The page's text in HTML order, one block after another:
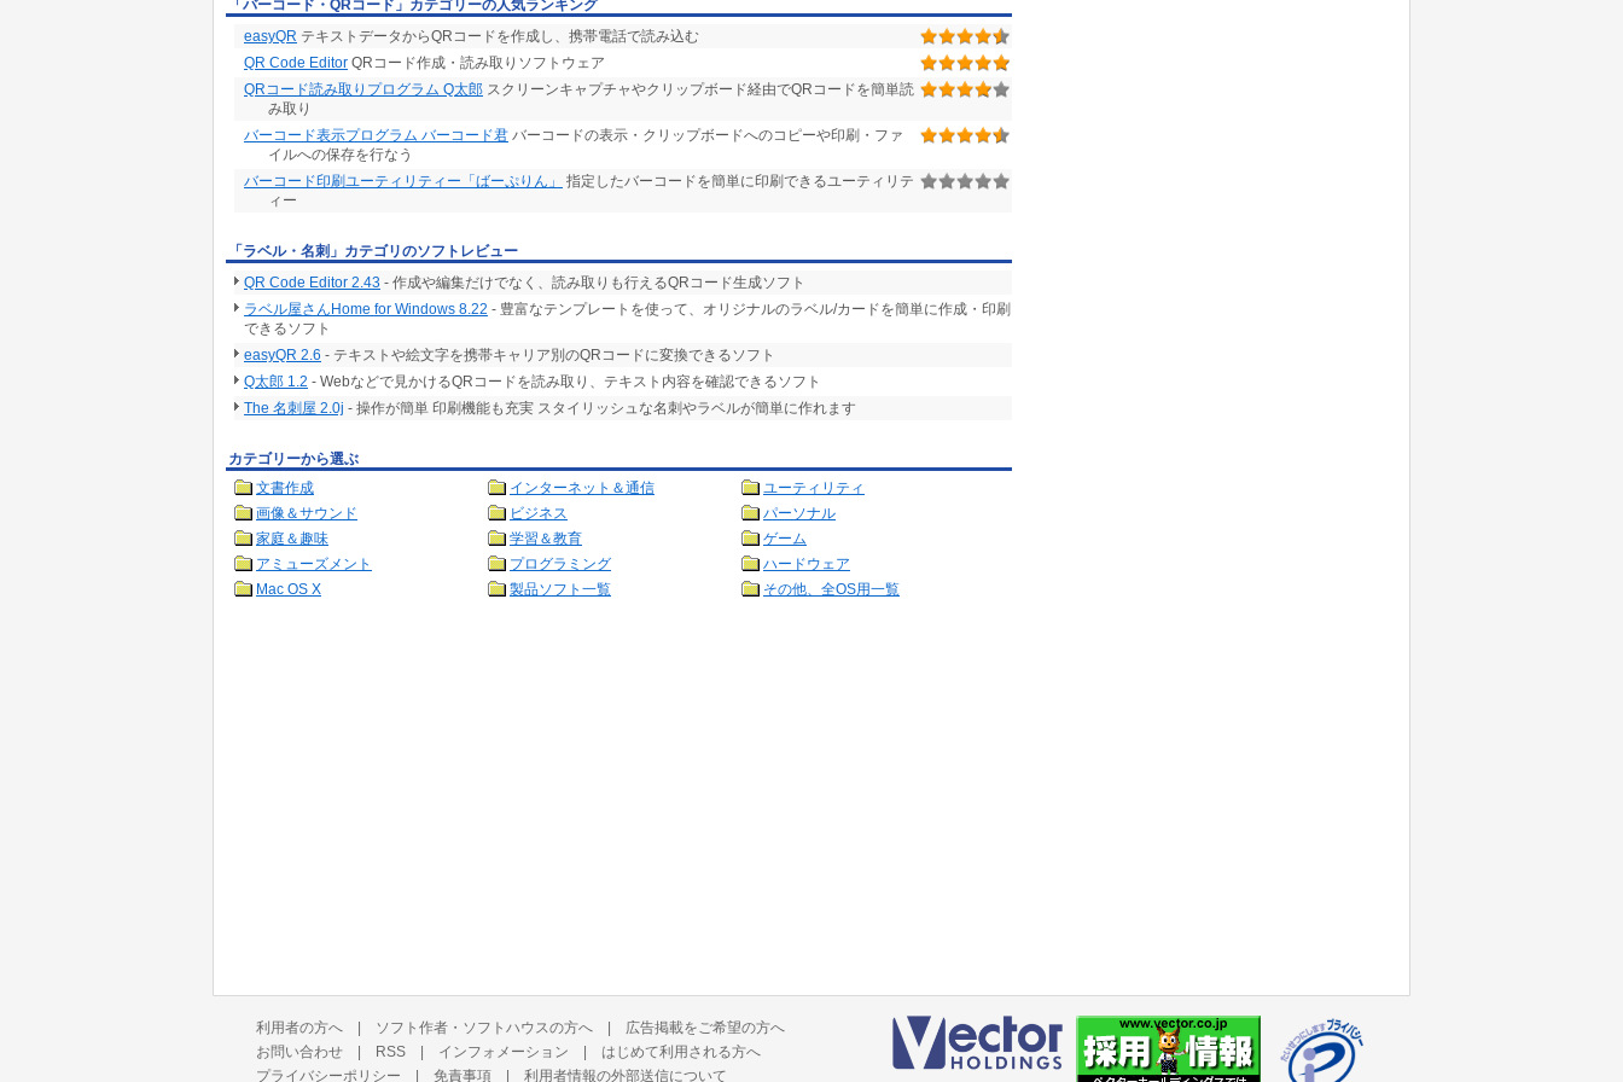
「バーコード・QRコード」カテゴリーの人気ランキング
easyQR テキストデータからQRコードを作成し、携帯電話で読み込む
QR Code Editor QRコード作成・読み取りソフトウェア
QRコード読み取りプログラム Q太郎 スクリーンキャプチャやクリップボード経由でQRコードを簡単読
み取り
バーコード表示プログラム バーコード君 バーコードの表示・クリップボードへのコピーや印刷・ファ
イルへの保存を行なう
バーコード印刷ユーティリティー「ばーぷりん」
指定したバーコードを簡単に印刷できるユーティリテ
ィー
「ラベル・名刺」カテゴリのソフトレビュー
QR Code Editor 2.43 - 作成や編集だけでなく、読み取りも行えるQRコード生成ソフト
ラベル屋さんHome for Windows 8.22 - 豊富なテンプレートを使って、オリジナルのラベル/カードを簡単に作成・印刷
できるソフト
easyQR 2.6 - テキストや絵文字を携帯キャリア別のQRコードに変換できるソフト
Q太郎 1.2 - Webなどで見かけるQRコードを読み取り、テキスト内容を確認できるソフト
The 名刺屋 2.0j - 操作が簡単 印刷機能も充実 スタイリッシュな名刺やラベルが簡単に作れます
カテゴリーから選ぶ
文書作成
インターネット＆通信
ユーティリティ
画像＆サウンド
ビジネス
パーソナル
家庭＆趣味
学習＆教育
ゲーム
アミューズメント
プログラミング
ハードウェア
Mac OS X
製品ソフト一覧 その他、全OS用一覧
利用者の方へ | ソフト作者・ソフトハウスの方へ | 広告掲載をご希望の方へ
お問い合わせ | RSS | インフォメーション | はじめて利用される方へ
プライバシーポリシー | 免責事項 | 利用者情報の外部送信について